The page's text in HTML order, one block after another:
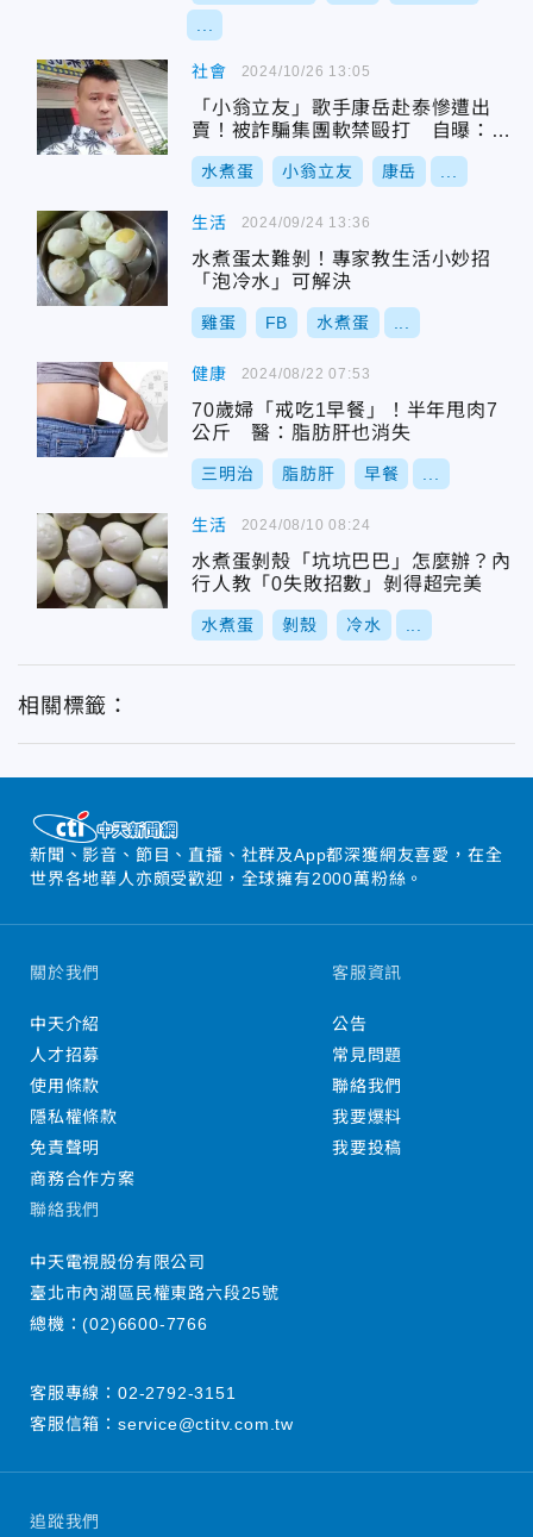
社會
「小翁立友」歌手康岳赴泰慘遭出
賣！被詐騙集團軟禁毆打 自曝：有
水煮蛋吃就很幸福
水煮蛋 小翁立友 康岳
2024/10/26 13:05
生活
水煮蛋太難剝！專家教生活小妙招
「泡冷水」可解決
雞蛋 FB 水煮蛋
2024/09/24 13:36
健康
70歲婦「戒吃1早餐」！半年甩肉7
公斤 醫：脂肪肝也消失
三明治 脂肪肝 早餐
2024/08/22 07:53
生活
水煮蛋剝殼「坑坑巴巴」怎麼辦？內
行人教「0失敗招數」剝得超完美
水煮蛋 剝殼 冷水
2024/08/10 08:24
相關標籤：
新聞、影音、節目、直播、社群及App都深獲網友喜愛，在全
世界各地華人亦頗受歡迎，全球擁有2000萬粉絲。
追蹤我們
關於我們
中天介紹
人才招募
使用條款
隱私權條款
免責聲明
商務合作方案
客服資訊
公告
常見問題
聯絡我們
我要爆料
我要投稿
聯絡我們
中天電視股份有限公司
臺北市內湖區民權東路六段25號
總機：(02)6600-7766
客服專線： 02-2792-3151
客服信箱： service@ctitv.com.tw